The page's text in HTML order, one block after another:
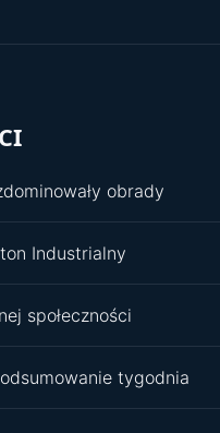
obrady
Industrialny
społeczności
tygodnia